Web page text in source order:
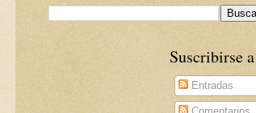
Suscribirse a
Entradas